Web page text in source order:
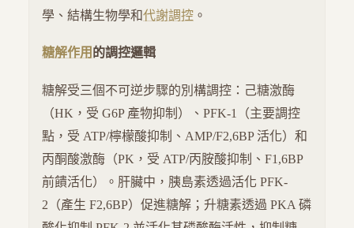
學、結構生物學和代謝調控 。
糖解作用 的調控邏輯
糖解受三個不可逆步驟的別構調控：己糖激酶
（HK，受 G6P 產物抑制）、PFK-1（主要調控
點，受 ATP/檸檬酸抑制、AMP/F2,6BP 活化）和
丙酮酸激酶（PK，受 ATP/丙胺酸抑制、F1,6BP
前饋活化）。肝臟中，胰島素透過活化 PFK-
2（產生 F2,6BP）促進糖解；升糖素透過 PKA 磷